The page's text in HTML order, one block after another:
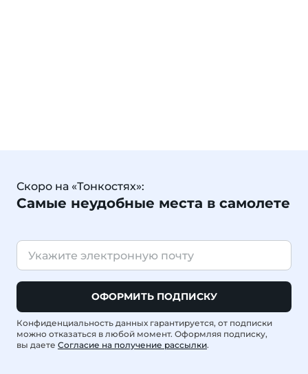
Скоро на «Тонкостях»:
Самые неудобные места в самолете
ОФОРМИТЬ ПОДПИСКУ
Конфиденциальность данных гарантируется, от подписки
можно отказаться в любой момент. Оформляя подписку,
вы даете Согласие на получение рассылки.